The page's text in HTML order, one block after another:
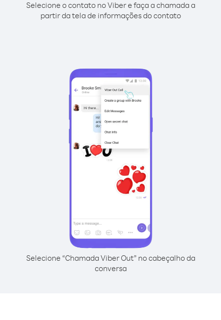
Selecione o contato no Viber e faça a chamada a
partir da tela de informações do contato
Selecione “Chamada Viber Out” no cabeçalho da
conversa